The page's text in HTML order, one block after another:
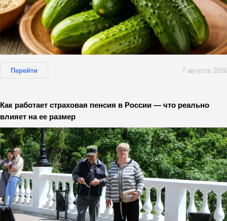
Перейти 7 августа 2026
Как работает страховая пенсия в России — что реально
влияет на ее размер